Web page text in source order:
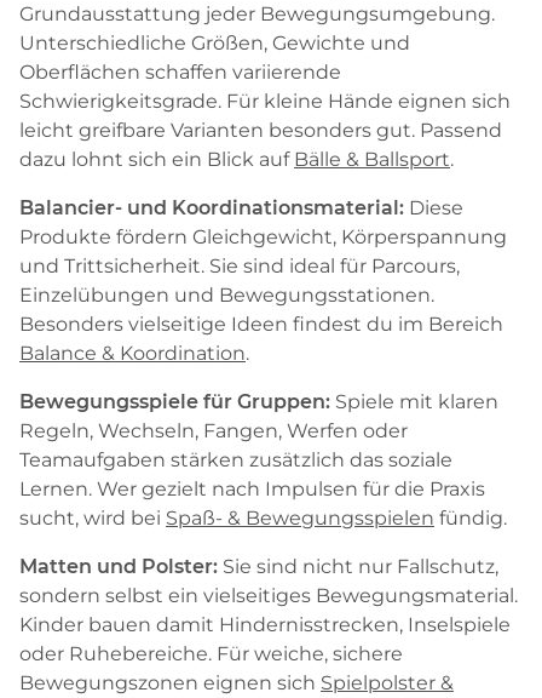
Grundausstattung jeder Bewegungsumgebung.
Unterschiedliche Größen, Gewichte und
Oberflächen schaffen variierende
Schwierigkeitsgrade. Für kleine Hände eignen sich
leicht greifbare Varianten besonders gut. Passend
dazu lohnt sich ein Blick auf Bälle & Ballsport.
Balancier- und Koordinationsmaterial: Diese
Produkte fördern Gleichgewicht, Körperspannung
und Trittsicherheit. Sie sind ideal für Parcours,
Einzelübungen und Bewegungsstationen.
Besonders vielseitige Ideen findest du im Bereich
Balance & Koordination.
Bewegungsspiele für Gruppen: Spiele mit klaren
Regeln, Wechseln, Fangen, Werfen oder
Teamaufgaben stärken zusätzlich das soziale
Lernen. Wer gezielt nach Impulsen für die Praxis
sucht, wird bei Spaß- & Bewegungsspielen fündig.
Matten und Polster: Sie sind nicht nur Fallschutz,
sondern selbst ein vielseitiges Bewegungsmaterial.
Kinder bauen damit Hindernisstrecken, Inselspiele
oder Ruhebereiche. Für weiche, sichere
Bewegungszonen eignen sich Spielpolster &